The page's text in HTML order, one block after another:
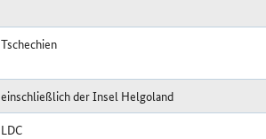
Tschechien
einschließlich der Insel Helgoland
LDC